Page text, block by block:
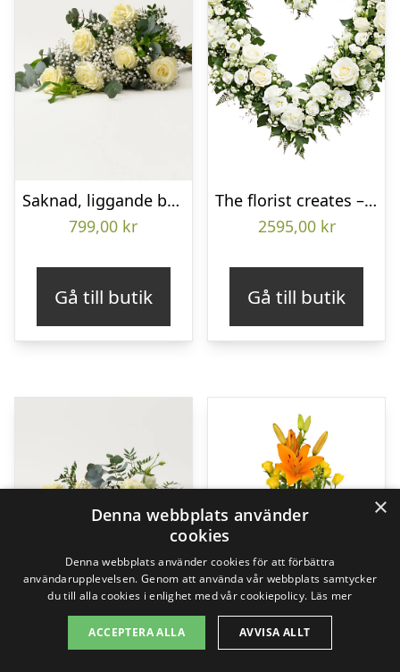
Saknad, liggande bukett
799,00 kr
Gå till butik
The florist creates – Funeral heart
2595,00 kr
Gå till butik
×
Denna webbplats använder
cookies
Denna webbplats använder cookies för att förbättra
användarupplevelsen. Genom att använda vår webbplats samtycker
du till alla cookies i enlighet med vår cookiepolicy. Läs mer
ACCEPTERA ALLA AVVISA ALLT